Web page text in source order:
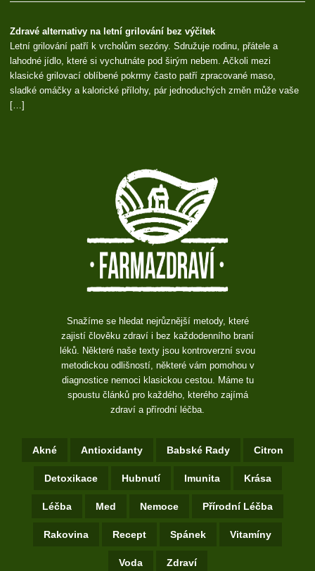
Zdravé alternativy na letní grilování bez výčitek
Letní grilování patří k vrcholům sezóny. Sdružuje rodinu, přátele a
lahodné jídlo, které si vychutnáte pod širým nebem. Ačkoli mezi
klasické grilovací oblíbené pokrmy často patří zpracované maso,
sladké omáčky a kalorické přílohy, pár jednoduchých změn může vaše
[…]
Snažíme se hledat nejrůznější metody, které
zajistí člověku zdraví i bez každodenního braní
léků. Některé naše texty jsou kontroverzní svou
metodickou odlišností, některé vám pomohou v
diagnostice nemoci klasickou cestou. Máme tu
spoustu článků pro každého, kterého zajímá
zdraví a přírodní léčba.
Akné Antioxidanty Babské Rady Citron
Detoxikace Hubnutí Imunita Krása
Léčba Med Nemoce Přírodní Léčba
Rakovina Recept Spánek Vitamíny
Voda Zdraví